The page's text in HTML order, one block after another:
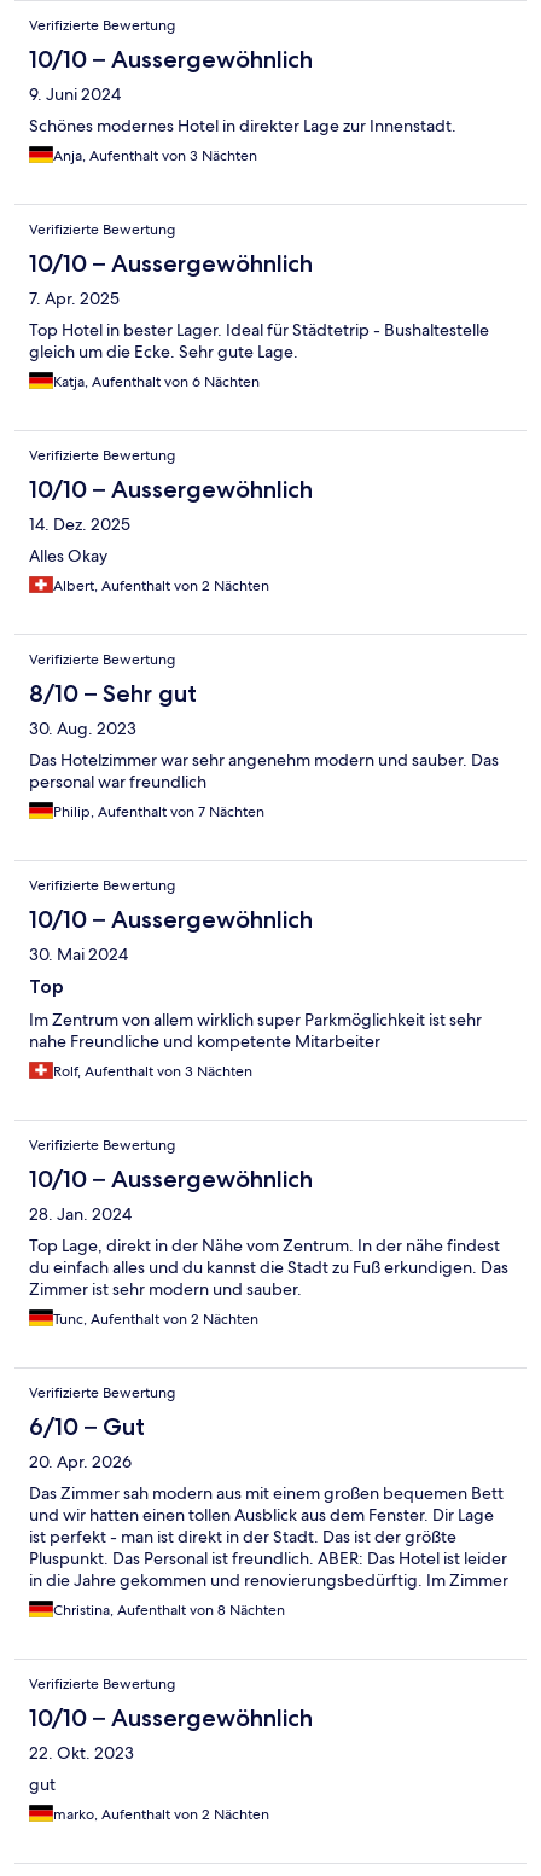
Verifizierte Bewertung
10/10 – Aussergewöhnlich
9. Juni 2024
Schönes modernes Hotel in direkter Lage zur Innenstadt.
Anja, Aufenthalt von 3 Nächten
Verifizierte Bewertung
10/10 – Aussergewöhnlich
7. Apr. 2025
Top Hotel in bester Lager. Ideal für Städtetrip - Bushaltestelle
gleich um die Ecke. Sehr gute Lage.
Katja, Aufenthalt von 6 Nächten
Verifizierte Bewertung
10/10 – Aussergewöhnlich
14. Dez. 2025
Alles Okay
Albert, Aufenthalt von 2 Nächten
Verifizierte Bewertung
8/10 – Sehr gut
30. Aug. 2023
Das Hotelzimmer war sehr angenehm modern und sauber. Das
personal war freundlich
Philip, Aufenthalt von 7 Nächten
Verifizierte Bewertung
10/10 – Aussergewöhnlich
30. Mai 2024
Top
Im Zentrum von allem wirklich super Parkmöglichkeit ist sehr
nahe Freundliche und kompetente Mitarbeiter
Rolf, Aufenthalt von 3 Nächten
Verifizierte Bewertung
10/10 – Aussergewöhnlich
28. Jan. 2024
Top Lage, direkt in der Nähe vom Zentrum. In der nähe findest
du einfach alles und du kannst die Stadt zu Fuß erkundigen. Das
Zimmer ist sehr modern und sauber.
Tunc, Aufenthalt von 2 Nächten
Verifizierte Bewertung
6/10 – Gut
20. Apr. 2026
Das Zimmer sah modern aus mit einem großen bequemen Bett
und wir hatten einen tollen Ausblick aus dem Fenster. Dir Lage
ist perfekt - man ist direkt in der Stadt. Das ist der größte
Pluspunkt. Das Personal ist freundlich. ABER: Das Hotel ist leider
in die Jahre gekommen und renovierungsbedürftig. Im Zimmer
war der Boden kaputt, die Toilettentür schief mit einem
größeren Spalt. Im Gang und in der Lobby roch es extrem
wurde Parfüm versprüht, um den Geruch zu überdecken. Hat
aber nicht wirklich geholfen. Das Frühstück war ok, aber jeden
Tag das gleiche. Leider nichts besonderes und traditionelles.
Wir würden das Hotel trotz der Lage leider nicht
weiterempfehlen.
Christina, Aufenthalt von 8 Nächten
Verifizierte Bewertung
10/10 – Aussergewöhnlich
22. Okt. 2023
gut
marko, Aufenthalt von 2 Nächten